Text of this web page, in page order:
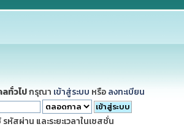
ทั่วไปกรุณา เข้าสู่ระบบ หรือ ลงทะเบียน
หัสผ่าน และระยะเวลาในเซสชั่น